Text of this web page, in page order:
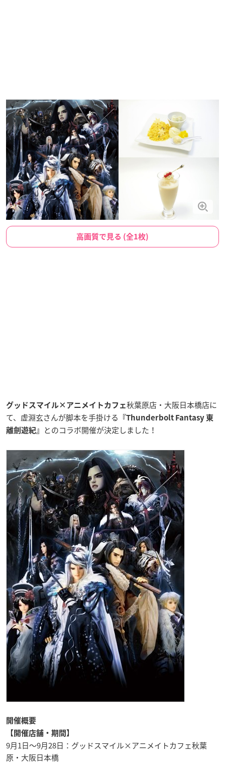
高画質で見る (全1枚)
グッドスマイル×アニメイトカフェ秋葉原店・大阪日本橋店に
て、虚淵玄さんが脚本を手掛ける
『Thunderbolt Fantasy 東
離劍遊紀』
とのコラボ開催が決定しました！
開催概要
【開催店舗・期間】
9月1日～9月28日：グッドスマイル×アニメイトカフェ秋葉
原・大阪日本橋